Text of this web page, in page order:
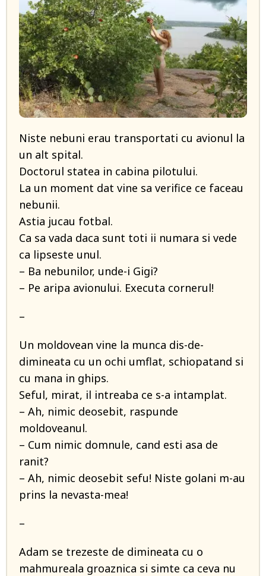
Niste nebuni erau transportati cu avionul la
un alt spital.
Doctorul statea in cabina pilotului.
La un moment dat vine sa verifice ce faceau
nebunii.
Astia jucau fotbal.
Ca sa vada daca sunt toti ii numara si vede
ca lipseste unul.
– Ba nebunilor, unde-i Gigi?
– Pe aripa avionului. Executa cornerul!
–
Un moldovean vine la munca dis-de-
dimineata cu un ochi umflat, schiopatand si
cu mana in ghips.
Seful, mirat, il intreaba ce s-a intamplat.
– Ah, nimic deosebit, raspunde
moldoveanul.
– Cum nimic domnule, cand esti asa de
ranit?
– Ah, nimic deosebit sefu! Niste golani m-au
prins la nevasta-mea!
–
Adam se trezeste de dimineata cu o
mahmureala groaznica si simte ca ceva nu